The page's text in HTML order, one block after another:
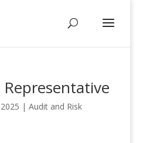
| Audit and Risk